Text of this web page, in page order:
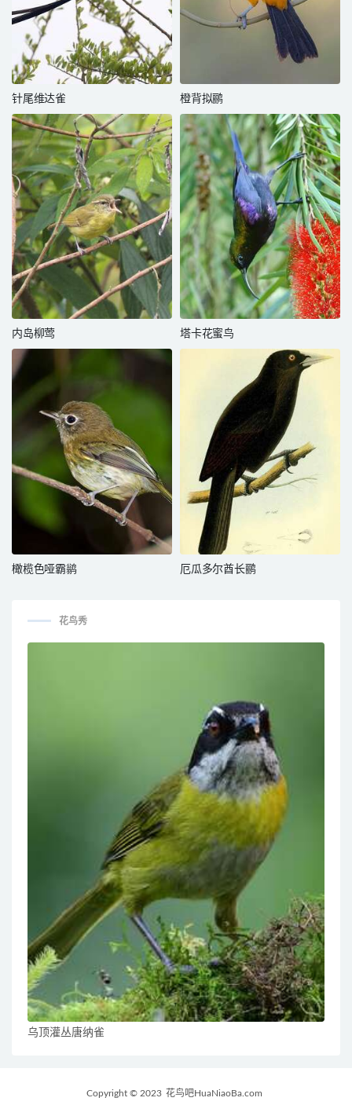
针尾维达雀 橙背拟鹂
内岛柳莺 塔卡花蜜鸟
橄榄色哑霸鹟 厄瓜多尔酋长鹂
花鸟秀
乌顶灌丛唐纳雀
Copyright © 2023 花鸟吧HuaNiaoBa.com